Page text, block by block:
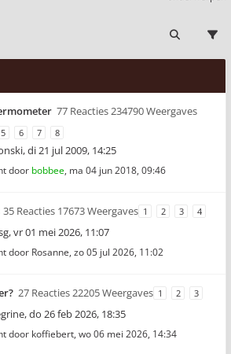
77 Reacties 234790 Weergaves
5 6 7 8
,di 21 jul 2009, 14:25
door bobbee, ma 04 jun 2018, 09:46
35 Reacties 17673 Weergaves 1 2 3 4
,vr 01 mei 2026, 11:07
door Rosanne, zo 05 jul 2026, 11:02
27 Reacties 22205 Weergaves 1 2 3
,do 26 feb 2026, 18:35
door koffiebert, wo 06 mei 2026, 14:34